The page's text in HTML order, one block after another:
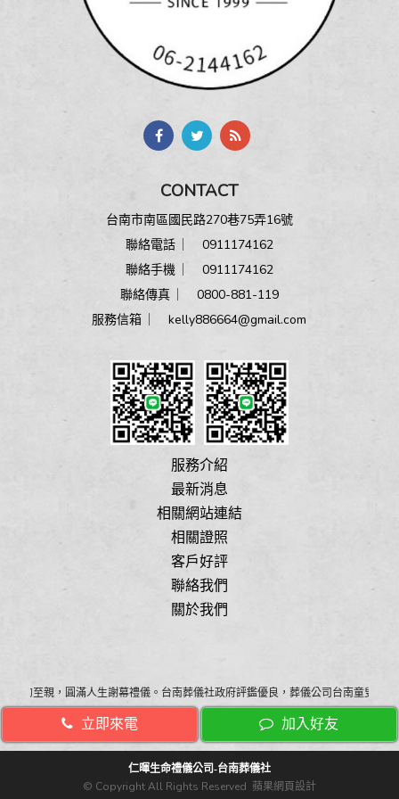
CONTACT
台南市南區國民路270巷75弄16號
聯絡電話 ︳ 0911174162
聯絡手機 ︳ 0911174162
聯絡傳真 ︳ 0800-881-119
服務信箱 ︳kelly886664@gmail.com
服務介紹
最新消息
相關網站連結
相關證照
客戶好評
聯絡我們
關於我們
您的至親，圓滿人生謝幕禮儀。台南葬儀社政府評鑑優良，葬儀公司台南童叟無
仁暉生命禮儀公司-台南葬儀社
© Copyright All Rights Reserved 蘋果網頁設計
立即來電 加入好友